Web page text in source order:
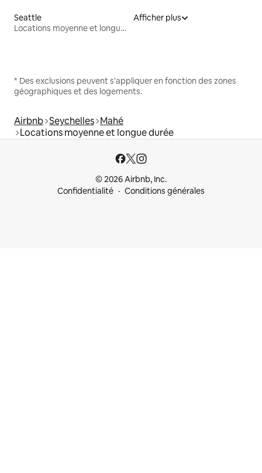
Seattle
Locations moyenne et longue durée
Afficher plus
* Des exclusions peuvent s'appliquer en fonction des zones
géographiques et des logements.
Airbnb Seychelles Mahé
Locations moyenne et longue durée
© 2026 Airbnb, Inc.
Confidentialité
Conditions générales